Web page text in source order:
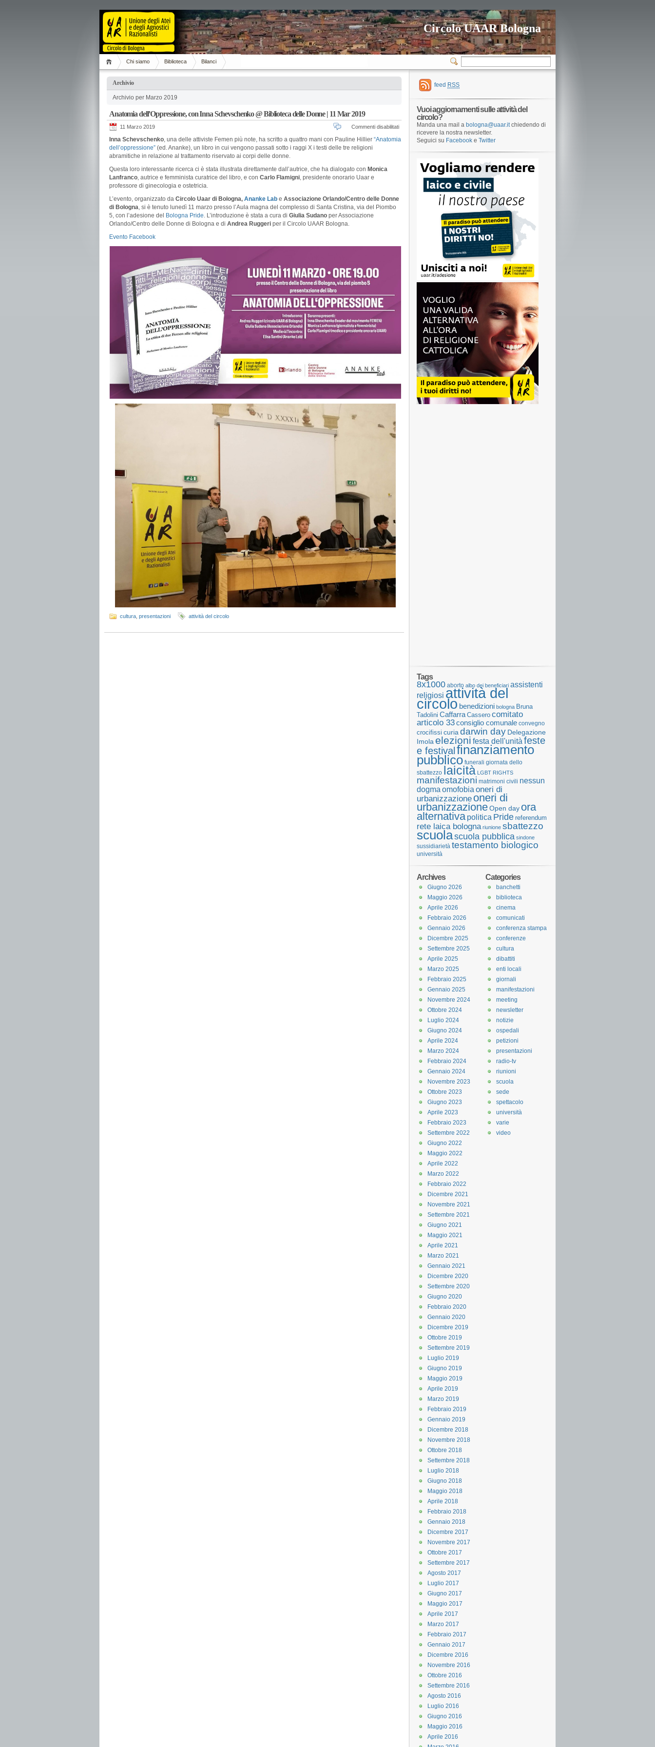
Circolo UAAR Bologna
Chi siamo Biblioteca Bilanci
Archivio
Archivio per Marzo 2019
Anatomia dell’Oppressione, con Inna Schevschenko @ Biblioteca delle Donne | 11 Mar 2019
11 Marzo 2019 Commenti disabilitati
Anatomia
dell’Oppressione,
Schevschenko
Biblioteca
Inna Schevschenko, una delle attiviste Femen più note, ha scritto a quattro mani con Pauline Hillier “Anatomia
dell’oppressione” (ed. Ananke), un libro in cui vengono passati sotto i raggi X i testi delle tre religioni
abramitiche in relazione al trattamento riservato ai corpi delle donne.
Questa loro interessante ricerca ci è stata illustrata direttamente dall’autrice, che ha dialogato con Monica
Lanfranco, autrice e femminista curatrice del libro, e con Carlo Flamigni, presidente onorario Uaar e
professore di ginecologia e ostetricia.
L’evento, organizzato da Circolo Uaar di Bologna, Ananke Lab e Associazione Orlando/Centro delle Donne
di Bologna, si è tenuto lunedì 11 marzo presso l’Aula magna del complesso di Santa Cristina, via del Piombo
5, con l’adesione del
Bologna Pride. L’introduzione è stata a cura di Giulia Sudano per Associazione
Orlando/Centro delle Donne di Bologna e di Andrea Ruggeri per il Circolo UAAR Bologna.
Evento Facebook
cultura presentazioni attività del circolo
feed RSS
Vuoi aggiornamenti sulle attività del
circolo?
Manda una mail a bologna@uaar.itchiedendo di
ricevere la nostra newsletter.
Seguici su Facebook e Twitter
Tags
8x1000 aborto albo dei beneficiari assistenti
religiosi attività del
circolo benedizioni bologna Bruna
Tadolini Caffarra Cassero comitato
articolo 33consiglio comunale convegno
crocifissi curia darwin day Delegazione
Imola elezioni festa dell'unità feste
e festival finanziamento
pubblico funerali giornata dello
sbattezzo laicità LGBT RIGHTS
manifestazioni matrimoni civili nessun
dogma omofobia oneri di
urbanizzazione oneri di
urbanizzazioneOpen day ora
alternativa politica Pride referendum
rete laica bologna riunione sbattezzo
scuolascuola pubblica sindone
sussidiarietà testamento biologico
università
Categories
banchetti
biblioteca
cinema
comunicati
conferenza stampa
conferenze
cultura
dibattiti
enti locali
giornali
manifestazioni
meeting
newsletter
notizie
ospedali
petizioni
presentazioni
radio-tv
riunioni
scuola
sede
spettacolo
università
varie
video
Archives
Giugno 2026
Maggio 2026
Aprile 2026
Febbraio 2026
Gennaio 2026
Dicembre 2025
Settembre 2025
Aprile 2025
Marzo 2025
Febbraio 2025
Gennaio 2025
Novembre 2024
Ottobre 2024
Luglio 2024
Giugno 2024
Aprile 2024
Marzo 2024
Febbraio 2024
Gennaio 2024
Novembre 2023
Ottobre 2023
Giugno 2023
Aprile 2023
Febbraio 2023
Settembre 2022
Giugno 2022
Maggio 2022
Aprile 2022
Marzo 2022
Febbraio 2022
Dicembre 2021
Novembre 2021
Settembre 2021
Giugno 2021
Maggio 2021
Aprile 2021
Marzo 2021
Gennaio 2021
Dicembre 2020
Settembre 2020
Giugno 2020
Febbraio 2020
Gennaio 2020
Dicembre 2019
Ottobre 2019
Settembre 2019
Luglio 2019
Giugno 2019
Maggio 2019
Aprile 2019
Marzo 2019
Febbraio 2019
Gennaio 2019
Dicembre 2018
Novembre 2018
Ottobre 2018
Settembre 2018
Luglio 2018
Giugno 2018
Maggio 2018
Aprile 2018
Febbraio 2018
Gennaio 2018
Dicembre 2017
Novembre 2017
Ottobre 2017
Settembre 2017
Agosto 2017
Luglio 2017
Giugno 2017
Maggio 2017
Aprile 2017
Marzo 2017
Febbraio 2017
Gennaio 2017
Dicembre 2016
Novembre 2016
Ottobre 2016
Settembre 2016
Agosto 2016
Luglio 2016
Giugno 2016
Maggio 2016
Aprile 2016